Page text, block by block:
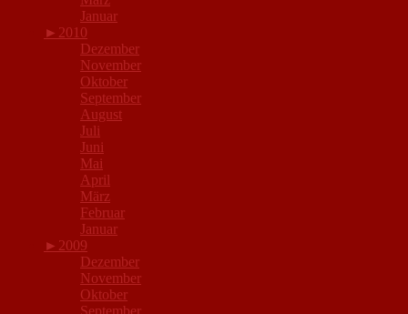
Januar
► 2010
Dezember
November
Oktober
September
August
Juli
Juni
Mai
April
März
Februar
Januar
► 2009
Dezember
November
Oktober
September